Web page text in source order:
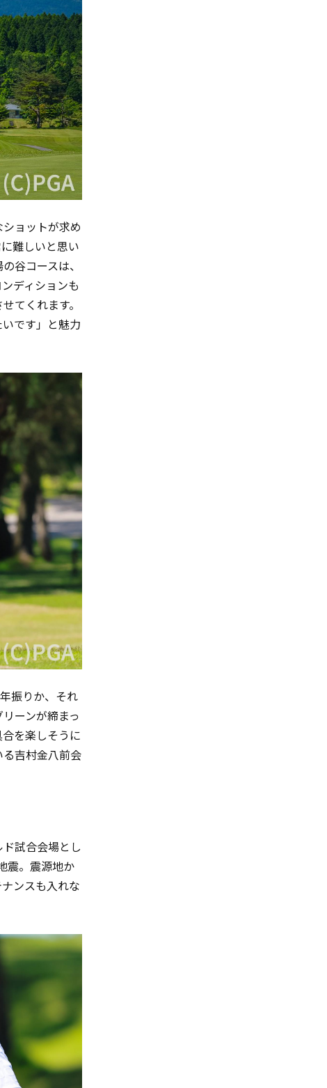
ョットが求め
難しいと思い
谷コースは、
ディションも
てくれます。
です」と魅力
年振りか、それ
ーンが締まっ
を楽しそうに
吉村金八前会
試合会場とし
震。震源地か
ンスも入れな